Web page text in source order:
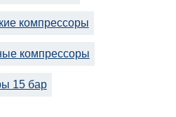
компрессоры
компрессоры
15 бар